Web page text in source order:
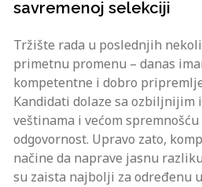
savremenoj selekciji
Tržište rada u poslednjih
primetnu promenu – danas
kompetentne i dobro
Kandidati dolaze sa ozbiljnijim
veštinama i većom
odgovornost. Upravo zato,
načine da naprave jasnu
su zaista najbolji za određenu